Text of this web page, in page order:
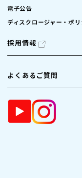
電子公告
ディスクロージャー・ポリ
採用情報
よくあるご質問